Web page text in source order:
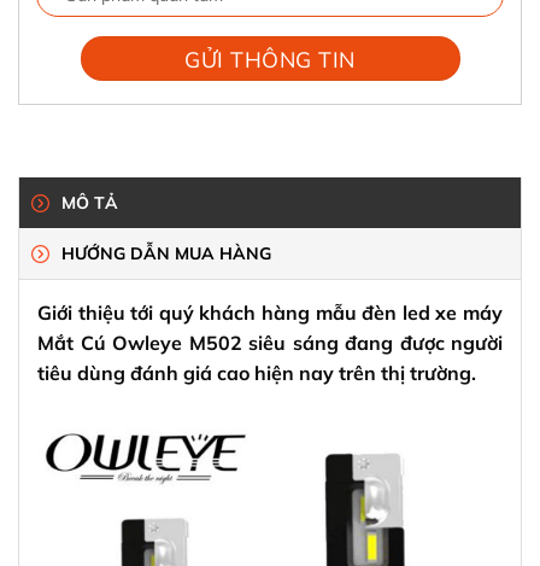
MÔ TẢ
HƯỚNG DẪN MUA HÀNG
Giới thiệu tới quý khách hàng mẫu đèn led xe máy
Mắt Cú Owleye M502 siêu sáng đang được người
tiêu dùng đánh giá cao hiện nay trên thị trường.